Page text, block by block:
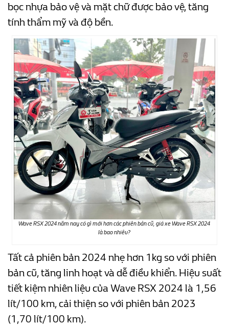
bọc nhựa bảo vệ và mặt chữ được bảo vệ, tăng
tính thẩm mỹ và độ bền.
Wave RSX 2024 năm nay có gì mới hơn các phiên bản cũ, giá xe Wave RSX 2024
là bao nhiêu?
Tất cả phiên bản 2024 nhẹ hơn 1kg so với phiên
bản cũ, tăng linh hoạt và dễ điều khiển. Hiệu suất
tiết kiệm nhiên liệu của Wave RSX 2024 là 1,56
lít/100 km, cải thiện so với phiên bản 2023
(1,70 lít/100 km).